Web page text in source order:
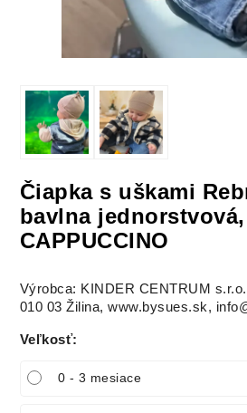
Čiapka s uškami
bavlna jednorstvová,
CAPPUCCINO
Výrobca: KINDER CENTRUM
010 03 Žilina, www.bysues.sk,
Veľkosť:
0 - 3 mesiace